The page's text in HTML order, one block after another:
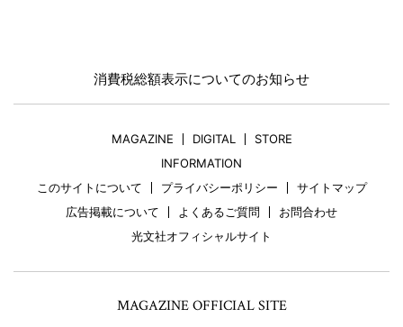
消費税総額表示についてのお知らせ
MAGAZINE DIGITAL
STORE
INFORMATION
このサイトについて
プライバシーポリシー
サイトマップ
広告掲載について
よくあるご質問
お問合わせ
光文社オフィシャルサイト
MAGAZINE OFFICIAL SITE